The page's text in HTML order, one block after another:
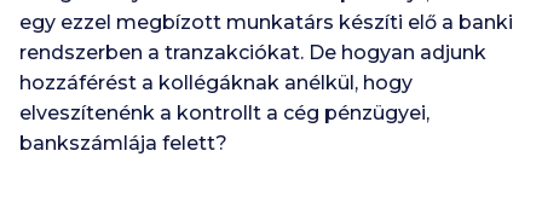
egy ezzel megbízott munkatárs készíti elő a banki
rendszerben a tranzakciókat. De hogyan adjunk
hozzáférést a kollégáknak anélkül, hogy
elveszítenénk a kontrollt a cég pénzügyei,
bankszámlája felett?